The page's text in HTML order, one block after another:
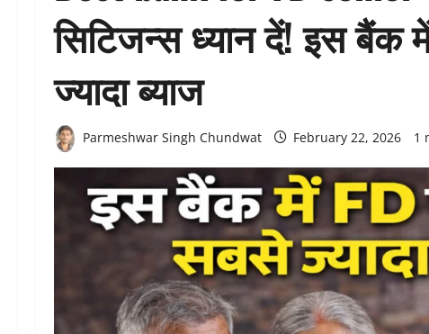
सिटिजन्स ध्यान दें! इस बैंक
ज्यादा ब्याज
Parmeshwar Singh Chundwat February 22, 2026 1